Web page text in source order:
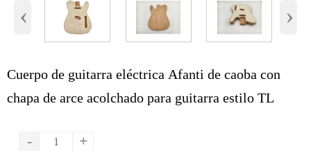
‹ ›
Cuerpo de guitarra eléctrica Afanti de caoba con
chapa de arce acolchado para guitarra estilo TL
- +